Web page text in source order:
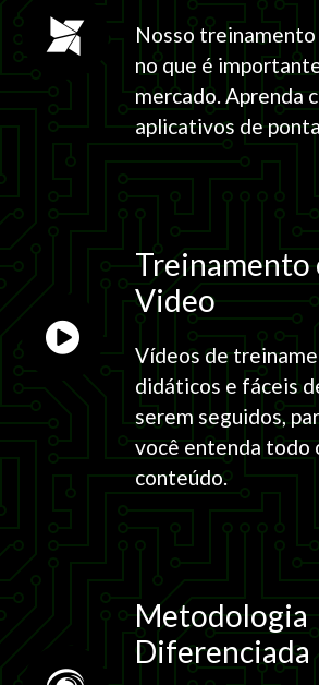
Nosso
no que é
mercado. Aprenda
aplicativos de
Treinamento
Video
Vídeos de
didáticos e fáceis
serem seguidos,
você entenda todo
conteúdo.
Metodologia
Diferenciada